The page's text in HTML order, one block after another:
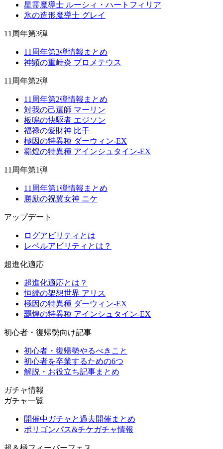
星霊魔導士 ルーシィ・ハートフィリア
氷の造形魔導士 グレイ
11周年第3弾
11周年第3弾情報まとめ
神顕の重峙炎 プロメテウス
11周年第2弾
11周年第2弾情報まとめ
対我の己還師 マーリン
板鳴の快駆者 エジソン
福禄の愛財神 比干
極因の特異種 ダーウィン-EX
覇煌の特異種 アインシュタイン-EX
11周年第1弾
11周年第1弾情報まとめ
勝励の祝翼女神 ニケ
アップデート
ログアビリティとは
レベルアビリティとは？
超進化適応
超進化適応とは？
恒続の架想世界 アリス
極因の特異種 ダーウィン-EX
覇煌の特異種 アインシュタイン-EX
初心者・復帰勢向け記事
初心者・復帰勢やるべきこと
初心者を卒業するための6つ
解説・お役立ち記事まとめ
ガチャ情報
ガチャ一覧
開催中ガチャと過去開催まとめ
ポリゴンパス&チケガチャ情報